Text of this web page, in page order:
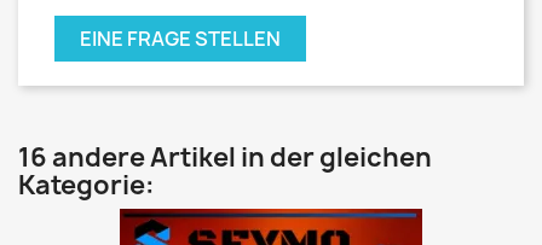
EINE FRAGE STELLEN
16 andere Artikel in der gleichen
Kategorie: